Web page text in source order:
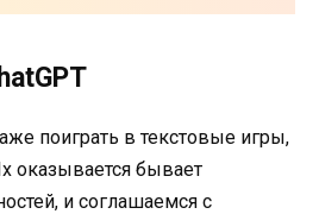
поиграть в текстовые игры,
оказывается бывает
и соглашаемся с